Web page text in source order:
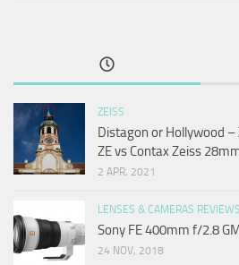
ZEISS
Distagon or Hollywood
ZE vs Contax Zeiss
2 APR, 2021
LENSES & CAMERAS REVIEWS
Sony FE 400mm f/2.8
24 NOV, 2018